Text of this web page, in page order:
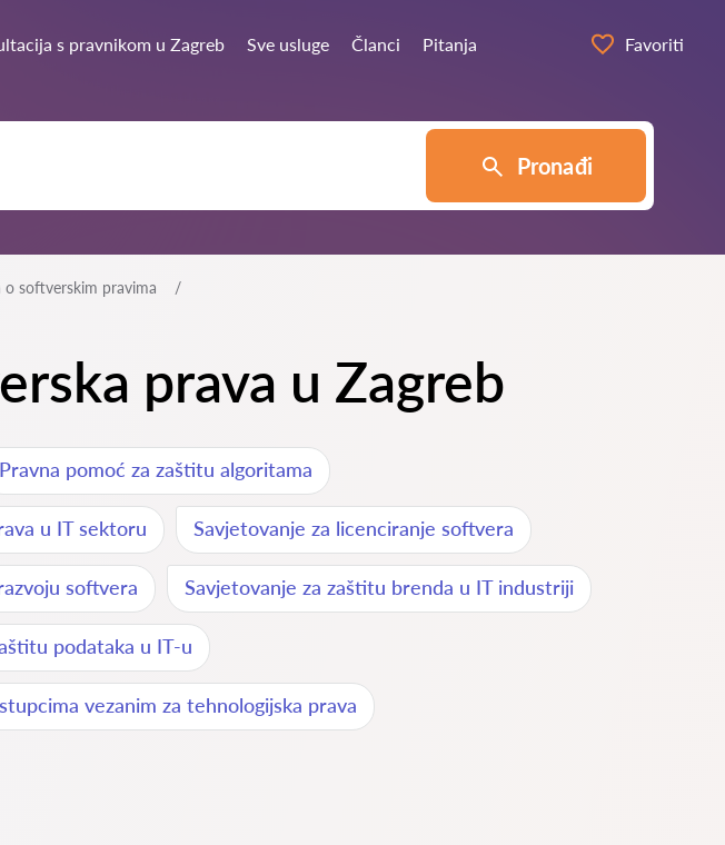
s pravnikom u Zagreb Sve usluge Članci Pitanja Favoriti
Pronađi
softverskim pravima
prava u Zagreb
Pravna pomoć za zaštitu algoritama
u IT sektoru Savjetovanje za licenciranje softvera
softvera Savjetovanje za zaštitu brenda u IT industriji
podataka u IT-u
vezanim za tehnologijska prava